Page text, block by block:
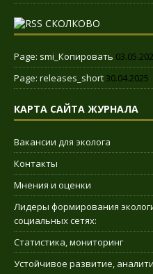
СКОЛКОВО
Page: smi_Копировать
Page: releases_short 30.04.2025
КАРТА САЙТА ЖУРНАЛА
Вакансии для эколога
Контакты
Мнения и оценки
Лидеры формирования
социальных сетях:
Статистика, мониторинг
Устойчивое развитие,